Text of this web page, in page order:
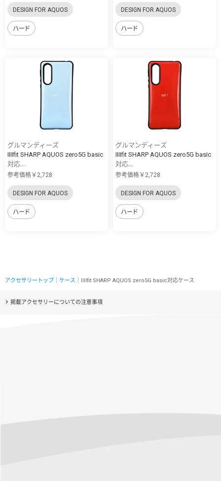
DESIGN FOR AQUOS
ハード
DESIGN FOR AQUOS
ハード
グルマンディーズ
IIIIfit SHARP AQUOS zero5G basic
対応...
参考価格￥2,728
DESIGN FOR AQUOS
ハード
グルマンディーズ
IIIIfit SHARP AQUOS zero5G basic
対応...
参考価格￥2,728
DESIGN FOR AQUOS
ハード
アクセサリートップ ケース ｜IIIIfit SHARP AQUOS zero5G basic対応ケース
掲載アクセサリーについての注意事項